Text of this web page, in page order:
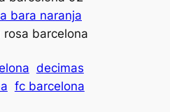
decimas
fc barcelona